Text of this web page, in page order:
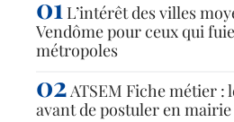
L’intérêt des villes
Vendôme pour ceux qui
métropoles
ATSEM Fiche métier :
avant de postuler en mairie